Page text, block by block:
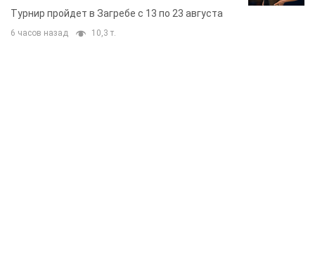
Европы основных спортсменов
Турнир пройдет в Загребе с 13 по 23 августа
6 часов назад 10,3 т.